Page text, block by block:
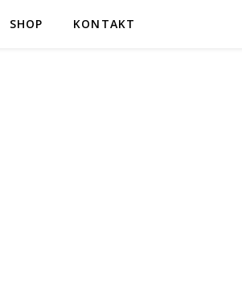
SHOP KONTAKT